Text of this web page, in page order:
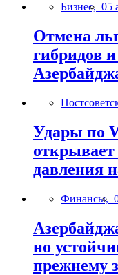
Бизнес, 05
Отмена
гибридов
Удары по
открывает
давления
Финансы,
но
прежнему